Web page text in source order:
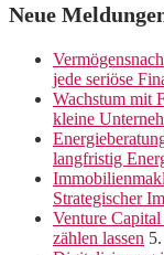
Neue
jede seriöse
Wachstum mit
kleine
langfristig
Strategischer
Venture
zählen lassen